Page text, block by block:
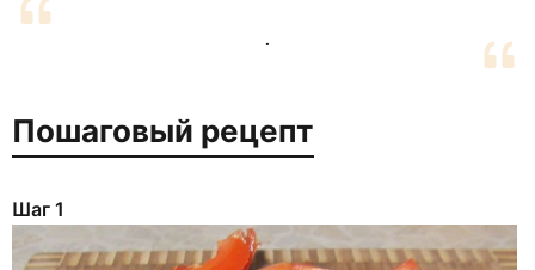
.
Пошаговый рецепт
Шаг 1